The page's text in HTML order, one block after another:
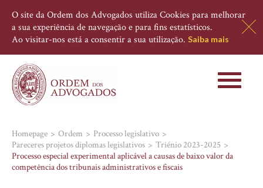
O site da Ordem dos Advogados utiliza Cookies para melhorar
a sua experiência de navegação e para fins estatísticos.
Ao visitar-nos está a consentir a sua utilização. Saiba mais
Toggle
Homepage Ordem
Processo legislativo
Pareceres projetos diplomas legislativos
Triénio 2023-2025
Processo especial experimental aplicável a causas de baixo valor da
competência dos tribunais administrativos e fiscais